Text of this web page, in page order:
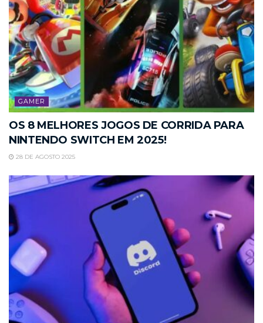
GAMER
OS 8 MELHORES JOGOS DE CORRIDA PARA
NINTENDO SWITCH EM 2025!
28 DE AGOSTO 2025